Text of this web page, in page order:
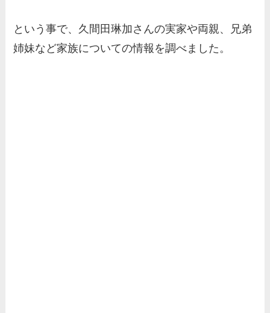
という事で、久間田琳加さんの実家や両親、兄弟
姉妹など家族についての情報を調べました。